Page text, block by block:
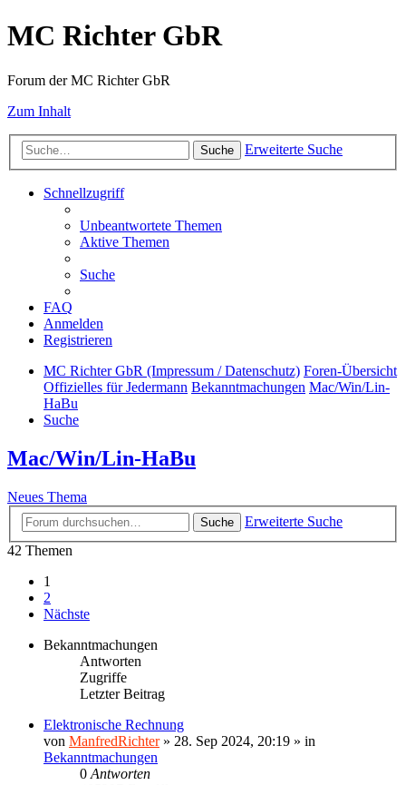
MC Richter GbR
Forum der MC Richter GbR
Zum Inhalt
Suche Erweiterte Suche
Schnellzugriff
Unbeantwortete Themen
Aktive Themen
Suche
FAQ
Anmelden
Registrieren
MC Richter GbR (Impressum / Datenschutz) Foren-Übersicht
Offizielles für Jedermann Bekanntmachungen Mac/Win/Lin-
HaBu
Suche
Mac/Win/Lin-HaBu
Neues Thema
Suche
Erweiterte Suche
42 Themen
1
2
Nächste
Bekanntmachungen
Antworten
Zugriffe
Letzter Beitrag
Elektronische Rechnung
von ManfredRichter» 28. Sep 2024, 20:19 » in
Bekanntmachungen
0 Antworten